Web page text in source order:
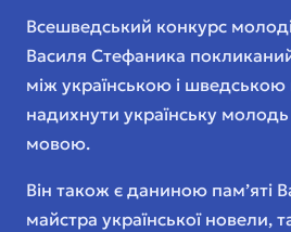
Всешведський конкурс
Василя Стефаника
між українською і шведською
надихнути українську
мовою.
Він також є даниною пам’яті
майстра української новели,